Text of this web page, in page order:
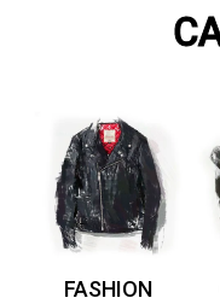
FASHION